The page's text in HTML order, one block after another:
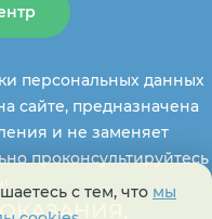
персональных данных
сайте, предназначена
и не заменяет
проконсультируйтесь
с тем, что мы